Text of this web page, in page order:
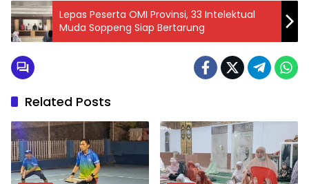
Lepas Peserta OMI Provinsi, 33 Intelektual
Muda Soppeng Siap Bertarung
Related Posts